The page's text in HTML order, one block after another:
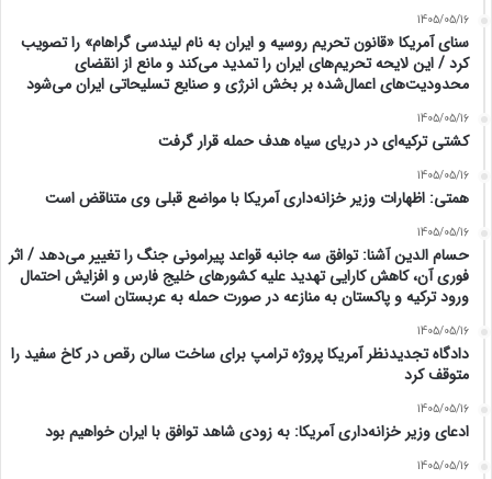
1405/05/16
سنای آمریکا «قانون تحریم روسیه و ایران به نام لیندسی گراهام» را تصویب
کرد / این لایحه تحریم‌های ایران را تمدید می‌کند و مانع از انقضای
محدودیت‌های اعمال‌شده بر بخش انرژی و صنایع تسلیحاتی ایران می‌شود
1405/05/16
کشتی ترکیه‌ای در دریای سیاه هدف حمله قرار گرفت
1405/05/16
همتی: اظهارات وزیر خزانه‌داری آمریکا با مواضع قبلی وی متناقض است
1405/05/16
حسام الدین آشنا: توافق سه جانبه قواعد پیرامونی جنگ را تغییر می‌دهد / اثر
فوری آن، کاهش کارایی تهدید علیه کشور‌های خلیج فارس و افزایش احتمال
ورود ترکیه و پاکستان به منازعه در صورت حمله به عربستان است
1405/05/16
دادگاه تجدیدنظر آمریکا پروژه ترامپ برای ساخت سالن رقص در کاخ سفید را
متوقف کرد
1405/05/16
ادعای وزیر خزانه‌داری آمریکا: به زودی شاهد توافق با ایران خواهیم بود
1405/05/16